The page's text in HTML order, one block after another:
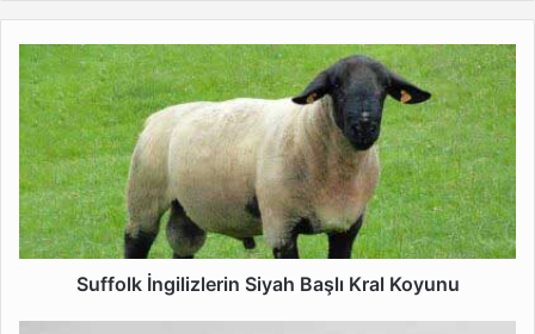
Suffolk
İngilizlerin
Siyah
Başlı
Kral
Koyunu
Suffolk İngilizlerin Siyah Başlı Kral Koyunu